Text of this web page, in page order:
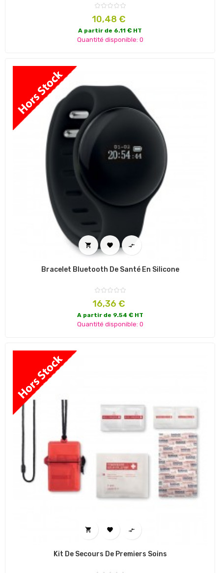
Prix
10,48 €
A partir de 6.11 € HT
Quantité disponible: 0
  
Bracelet Bluetooth De Santé En Silicone
Prix
16,36 €
A partir de 9.54 € HT
Quantité disponible: 0
  
Kit De Secours De Premiers Soins